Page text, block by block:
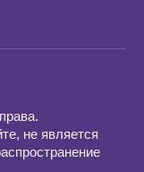
не является